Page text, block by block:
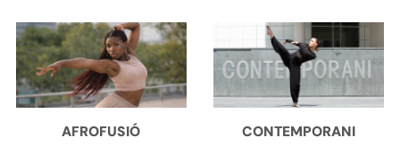
AFROFUSIÓ CONTEMPORANI